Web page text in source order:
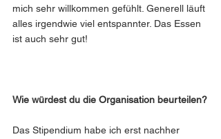
mich sehr willkommen gefühlt. Generell läuft
alles irgendwie viel entspannter. Das Essen
ist auch sehr gut!
Wie würdest du die Organisation beurteilen?
Das Stipendium habe ich erst nachher